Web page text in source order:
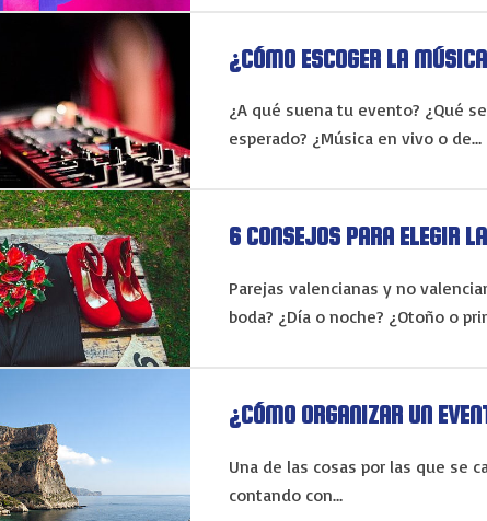
¿CÓMO ESCOGER LA
¿A qué suena tu evento? ¿Qué
esperado? ¿Música en vivo o de…
6 CONSEJOS PARA ELEGIR
Parejas valencianas y no
boda? ¿Día o noche? ¿Otoño o
¿CÓMO ORGANIZAR UN
Una de las cosas por las que se
contando con…